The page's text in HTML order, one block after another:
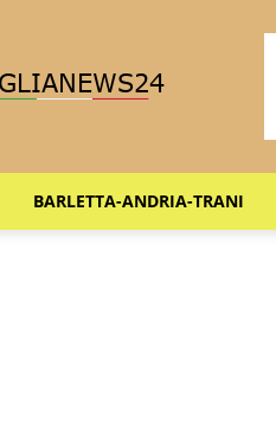
BARLETTA-ANDRIA-TRANI